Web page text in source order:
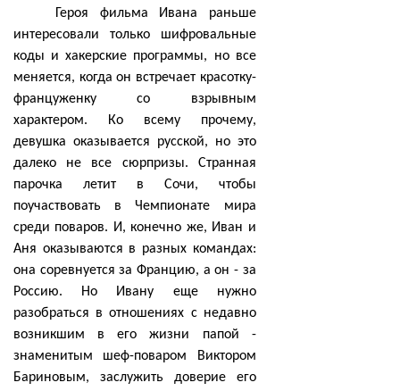
Героя фильма Ивана раньше
интересовали только шифровальные
коды и хакерские программы, но все
меняется, когда он встречает красотку-
француженку со взрывным
характером. Ко всему прочему,
девушка оказывается русской, но это
далеко не все сюрпризы. Странная
парочка летит в Сочи, чтобы
поучаствовать в Чемпионате мира
среди поваров. И, конечно же, Иван и
Аня оказываются в разных командах:
она соревнуется за Францию, а он - за
Россию. Но Ивану еще нужно
разобраться в отношениях с недавно
возникшим в его жизни папой -
знаменитым шеф-поваром Виктором
Бариновым, заслужить доверие его